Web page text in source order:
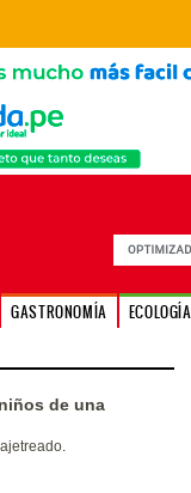
GASTRONOMÍA ECOLOGÍA
de una